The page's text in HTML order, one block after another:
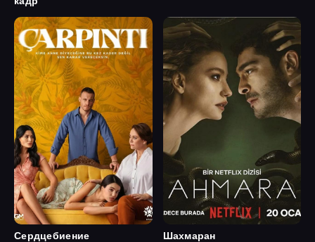
Сердцебиение Шахмаран